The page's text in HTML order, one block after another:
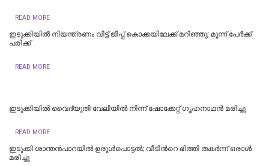
READ MORE
ഇടുക്കിയില്‍ നിയന്ത്രണം വിട്ട് ജീപ്പ് കൊക്കയിലേക്ക് മറിഞ്ഞു; മൂന്ന് പേര്‍ക്ക്
പരിക്ക്
READ MORE
ഇടുക്കിയിൽ വൈദ്യുതി വേലിയിൽ നിന്ന് ഷോക്കേറ്റ് ഗൃഹനാഥൻ മരിച്ചു
READ MORE
ഇടുക്കി ശാന്തൻപാറയിൽ ഉരുൾപൊട്ടൽ; വീടിന്‍റെ ഭിത്തി തകർന്ന് ഒരാൾ
മരിച്ചു